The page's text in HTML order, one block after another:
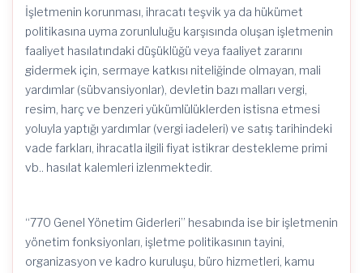
İşletmenin korunması, ihracatı teşvik ya da hükümet
politikasına uyma zorunluluğu karşısında oluşan işletmenin
faaliyet hasılatındaki düşüklüğü veya faaliyet zararını
gidermek için, sermaye katkısı niteliğinde olmayan, mali
yardımlar (sübvansiyonlar), devletin bazı malları vergi,
resim, harç ve benzeri yükümlülüklerden istisna etmesi
yoluyla yaptığı yardımlar (vergi iadeleri) ve satış tarihindeki
vade farkları, ihracatla ilgili fiyat istikrar destekleme primi
vb.. hasılat kalemleri izlenmektedir.
“770 Genel Yönetim Giderleri” hesabında ise bir işletmenin
yönetim fonksiyonları, işletme politikasının tayini,
organizasyon ve kadro kuruluşu, büro hizmetleri, kamu